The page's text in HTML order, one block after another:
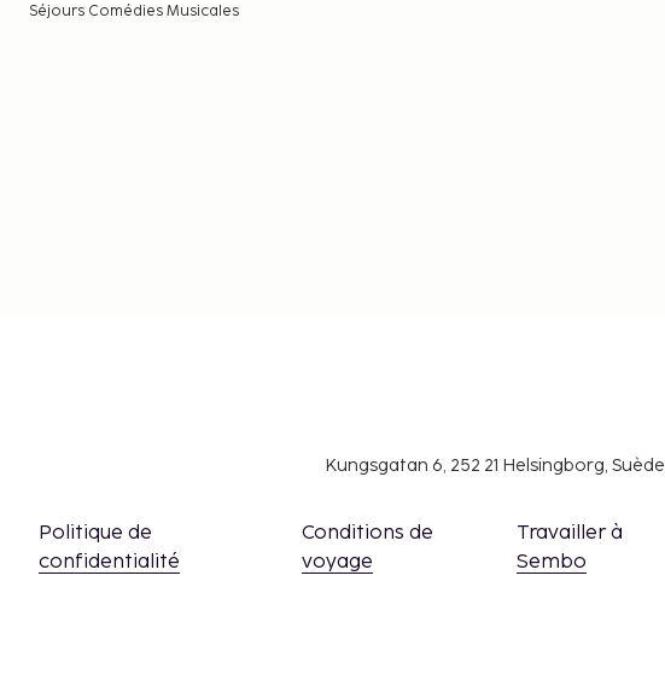
Séjours Comédies Musicales
Kungsgatan 6, 252 21 Helsingborg, Suède
Politique de
confidentialité
Conditions de
voyage
Travailler à
Sembo